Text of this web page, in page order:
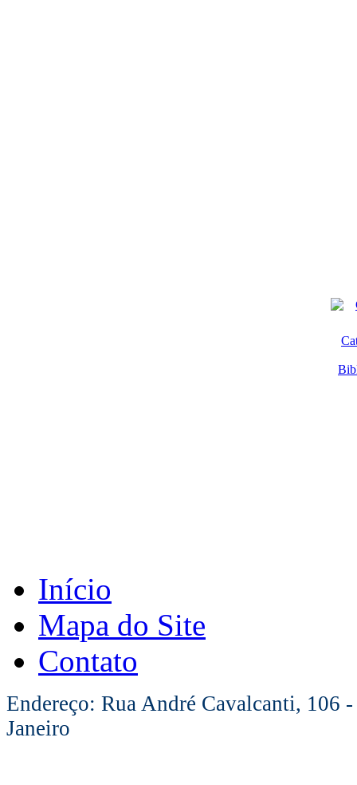
Início
Mapa do Site
Contato
Endereço: Rua André Cavalcanti, 106
Janeiro